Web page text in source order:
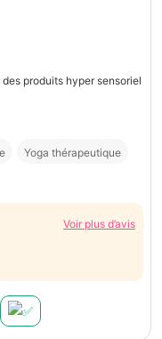
produits hyper sensoriel
Yoga thérapeutique
Voir plus d’avis